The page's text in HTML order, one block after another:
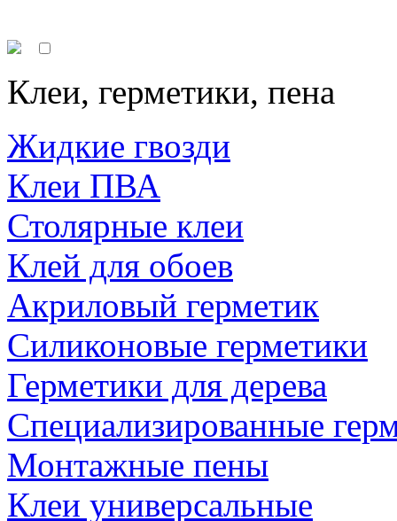
Клеи, герметики, пена
Жидкие гвозди
Клеи ПВА
Столярные клеи
Клей для обоев
Акриловый герметик
Силиконовые герметики
Герметики для дерева
Специализированные
Монтажные пены
Клеи универсальные